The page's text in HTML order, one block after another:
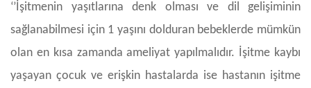
‘’İşitmenin yaşıtlarına denk olması ve dil gelişiminin
sağlanabilmesi için 1 yaşını dolduran bebeklerde mümkün
olan en kısa zamanda ameliyat yapılmalıdır. İşitme kaybı
yaşayan çocuk ve erişkin hastalarda ise hastanın işitme